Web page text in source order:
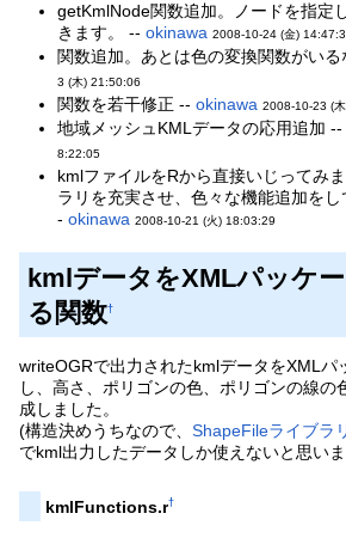
getKmlNode関数追加。ノードを指定
きます。 --okinawa 2008-10-24 (金)
関数追加。あとは色の変換関数がい
3 (木) 21:50:06
関数を若干修正 --okinawa 2008-10-23 (
地域メッシュKMLデータの応用追加
8:22:05
kmlファイルをRから直接いじってみ
ラリを充実させ、色々な機能追加を
-okinawa 2008-10-21 (火) 18:03:29
kmlデータをXMLパッケ
る関数†
writeOGRで出力されたkmlデータをXMLパ
し、高さ、ポリゴンの色、ポリゴンの線の
成しました。
(構造決めうちなので、ShapeFileライブラ
でkml出力したデータしか使えないと思いま
kmlFunctions.r†